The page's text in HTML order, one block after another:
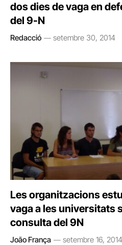
dos dies de vaga en
del 9-N
Redacció setembre 30, 2014
Les organitzacions
vaga a les universitats
consulta del 9N
João França setembre 16, 2014